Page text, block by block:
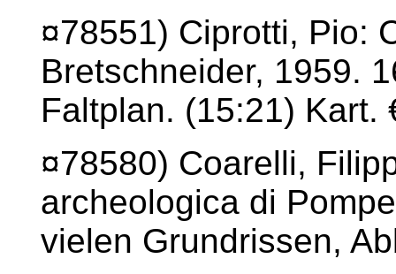
¤78551) Ciprotti, Pio:
Bretschneider, 1959.
Faltplan. (15:21) Kart.
¤78580) Coarelli,
archeologica di
vielen Grundrissen,